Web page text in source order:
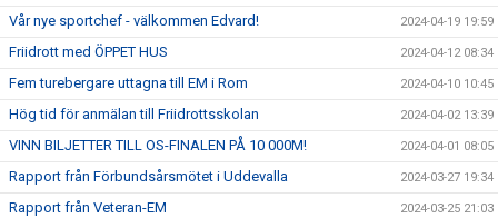
Vår nye sportchef - välkommen Edvard! 2024-04-19 19:59
Friidrott med ÖPPET HUS 2024-04-12 08:34
Fem turebergare uttagna till EM i Rom 2024-04-10 10:45
Hög tid för anmälan till Friidrottsskolan 2024-04-02 13:39
VINN BILJETTER TILL OS-FINALEN PÅ 10 000M! 2024-04-01 08:05
Rapport från Förbundsårsmötet i Uddevalla 2024-03-27 19:34
Rapport från Veteran-EM 2024-03-25 21:03